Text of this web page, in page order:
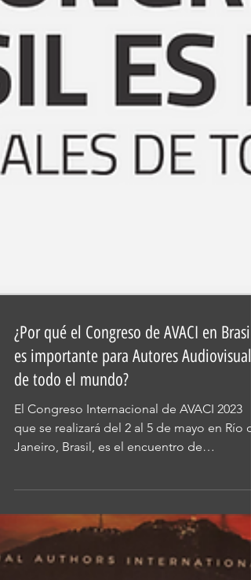
¿Por qué el Congreso de AVACI en Brasil
es importante para Autores
de todo el mundo?
El Congreso Internacional de AVACI 2023